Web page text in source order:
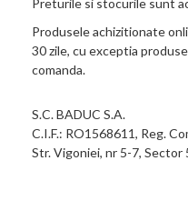
Produsele achizitionate
30 zile, cu exceptia
comanda.
S.C. BADUC S.A.
C.I.F.: RO1568611, Reg.
Str. Vigoniei, nr 5-7, Sector